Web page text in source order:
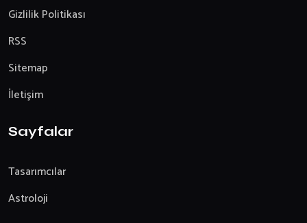
Gizlilik Politikası
RSS
Sitemap
İletişim
Sayfalar
Tasarımcılar
Astroloji